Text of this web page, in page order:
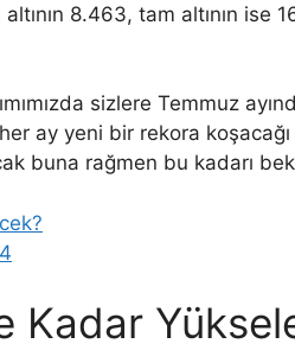
8.463, tam altının ise
sizlere Temmuz
ay yeni bir rekora
buna rağmen bu kadarı
Kadar